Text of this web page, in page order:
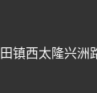
镇西太隆兴洲